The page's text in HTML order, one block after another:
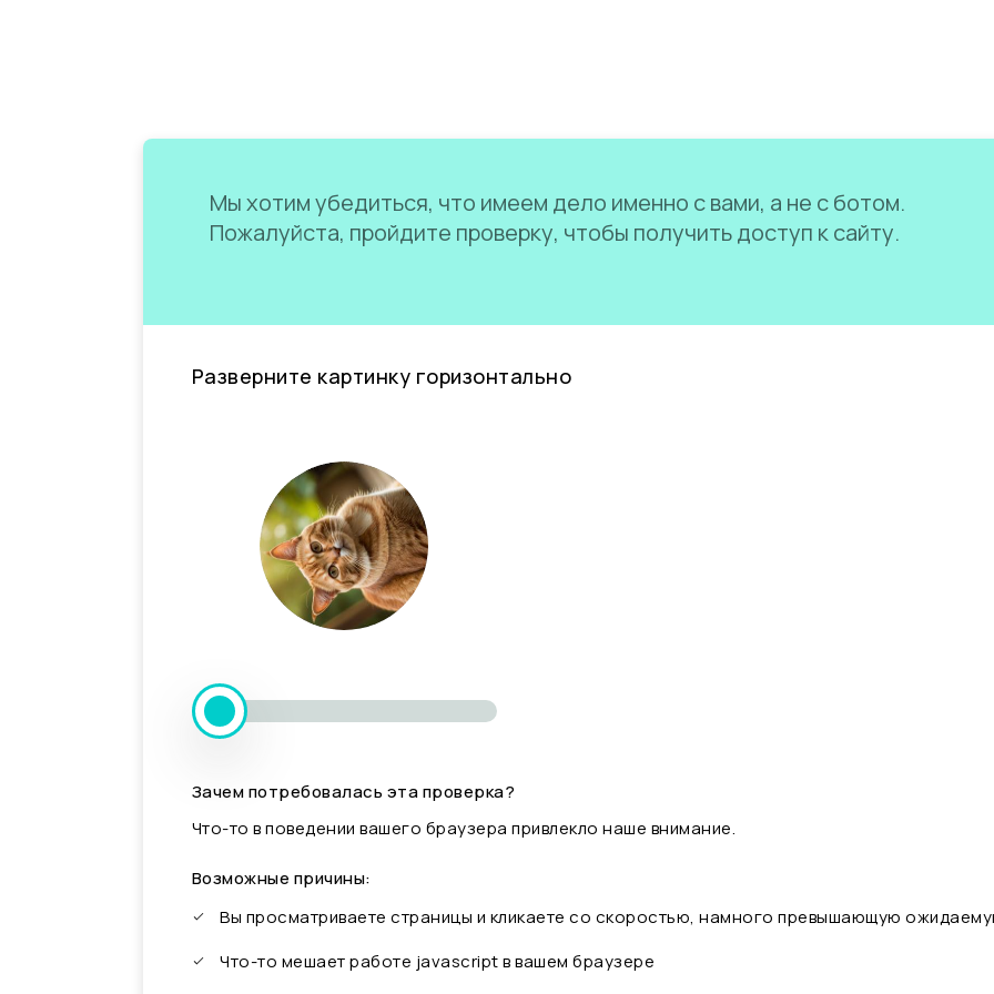
Мы хотим убедиться, что имеем дело именно с вами, а не с ботом.
Пожалуйста, пройдите проверку, чтобы получить доступ к сайту.
Разверните картинку горизонтально
Зачем потребовалась эта проверка?
Что-то в поведении вашего браузера привлекло наше внимание.
Возможные причины:
Вы просматриваете страницы и кликаете со скоростью, намного превышающую
Что-то мешает работе javascript в вашем браузере